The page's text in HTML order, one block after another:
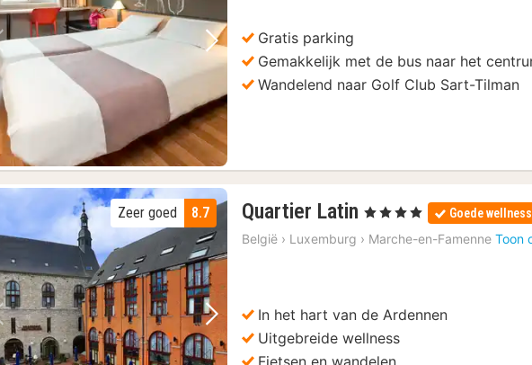
Vorige foto Volgende foto
Gratis parking
Gemakkelijk met de bus naar het
Wandelend naar Golf Club Sart-Tilman
Vorige foto Volgende foto
8.7
Zeer goed Quartier Latin 3
nachten
vanaf
, 4 Sterren Goede wellness
België › Luxemburg › Marche-en-Famenne Toon
In het hart van de Ardennen
Uitgebreide wellness
Fietsen en wandelen